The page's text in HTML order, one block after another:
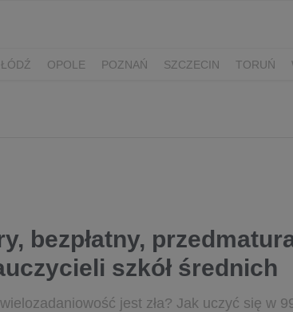
ŁÓDŹ OPOLE POZNAŃ SZCZECIN TORUŃ
bezpłatny,
szkół średnich
jest zła? Jak uczyć się w